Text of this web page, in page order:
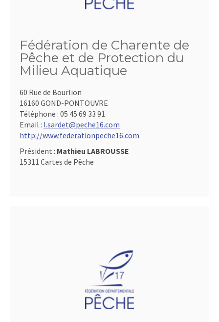
Fédération de Charente de
Pêche et de Protection du
Milieu Aquatique
60 Rue de Bourlion
16160 GOND-PONTOUVRE
Téléphone : 05 45 69 33 91
Email : l.sardet@peche16.com
http://www.federationpeche16.com
Président : Mathieu LABROUSSE
15311 Cartes de Pêche